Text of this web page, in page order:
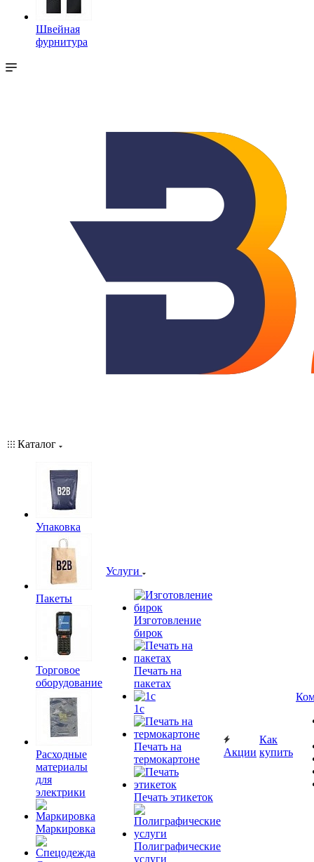
Швейная
фурнитура
Каталог
Упаковка
Пакеты
Торговое
оборудование
Расходные
материалы
для
электрики
Маркировка
Услуги
Изготовление
бирок
Печать на
пакетах
1c
Печать на
термокартоне
Печать этикеток
Полиграфические
услуги
Акции
Как
купить